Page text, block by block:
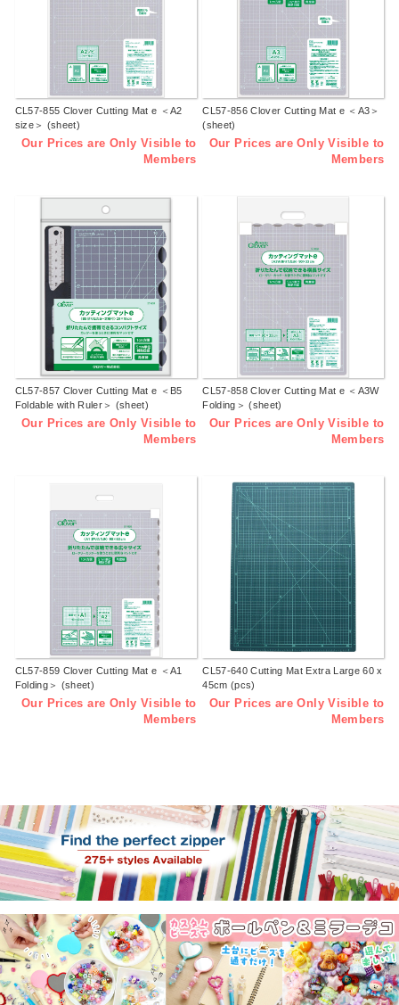
CL57-855 Clover Cutting Mat e ＜A2
size＞ (sheet)
Our Prices are Only Visible to
Members
CL57-856 Clover Cutting Mat e ＜A3＞
(sheet)
Our Prices are Only Visible to
Members
CL57-857 Clover Cutting Mat e ＜B5
Foldable with Ruler＞ (sheet)
Our Prices are Only Visible to
Members
CL57-858 Clover Cutting Mat e ＜A3W
Folding＞ (sheet)
Our Prices are Only Visible to
Members
CL57-859 Clover Cutting Mat e ＜A1
Folding＞ (sheet)
Our Prices are Only Visible to
Members
CL57-640 Cutting Mat Extra Large 60 x
45cm (pcs)
Our Prices are Only Visible to
Members